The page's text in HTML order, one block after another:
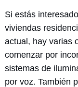
Si estás
viviendas
actual, hay varias
comenzar por
sistemas de
por voz. También